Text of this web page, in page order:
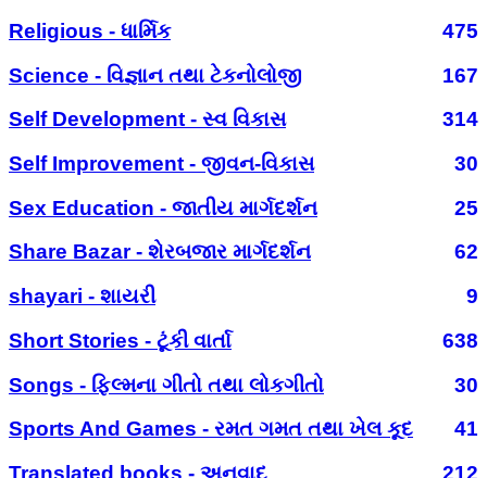
Religious - ધાર્મિક
475
Science - વિજ્ઞાન તથા ટેકનોલોજી
167
Self Development - સ્વ વિકાસ
314
Self Improvement - જીવન-વિકાસ
30
Sex Education - જાતીય માર્ગદર્શન
25
Share Bazar - શેરબજાર માર્ગદર્શન
62
shayari - શાયરી
9
Short Stories - ટૂંકી વાર્તા
638
Songs - ફિલ્મના ગીતો તથા લોકગીતો
30
Sports And Games - રમત ગમત તથા ખેલ કૂદ
41
Translated books - અનુવાદ
212